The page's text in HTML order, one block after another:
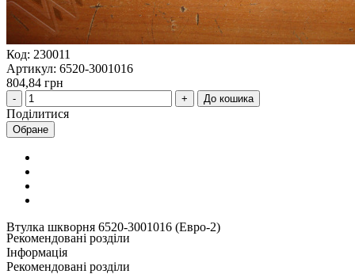
Код: 230011
Артикул: 6520-3001016
804,84 грн
До кошика
Поділитися
Обране
Втулка шкворня 6520-3001016 (Евро-2)
Рекомендовані розділи
Інформація
Рекомендовані розділи